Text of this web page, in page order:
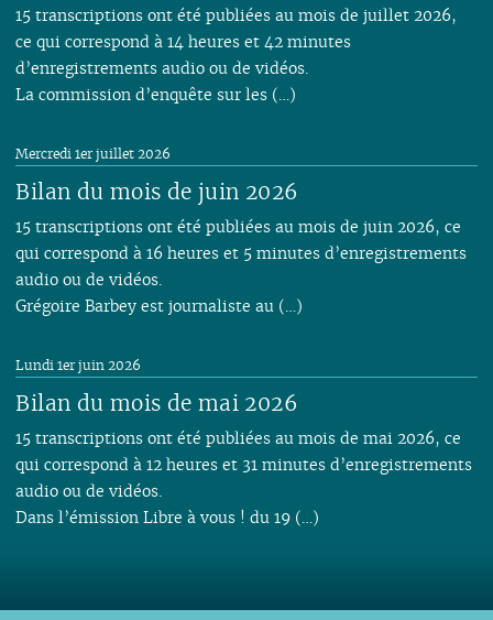
15 transcriptions ont été publiées au mois de juillet 2026,
ce qui correspond à 14 heures et 42 minutes
d’enregistrements audio ou de vidéos.
La commission d’enquête sur les (…)
Bilan du mois de juin 2026
Mercredi 1er juillet 2026
15 transcriptions ont été publiées au mois de juin 2026, ce
qui correspond à 16 heures et 5 minutes d’enregistrements
audio ou de vidéos.
Grégoire Barbey est journaliste au (…)
Bilan du mois de mai 2026
Lundi 1er juin 2026
15 transcriptions ont été publiées au mois de mai 2026, ce
qui correspond à 12 heures et 31 minutes d’enregistrements
audio ou de vidéos.
Dans l’émission Libre à vous ! du 19 (…)